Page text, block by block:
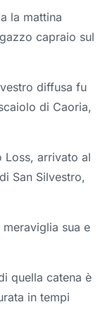
la mattina
capraio sul
diffusa fu
di Caoria,
Loss, arrivato al
San Silvestro,
sua e
quella catena è
in tempi